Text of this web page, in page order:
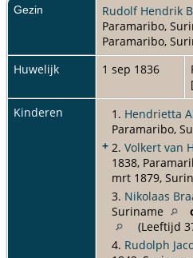
Gezin Rudolf Hendrik
Paramaribo,
Paramaribo,
Huwelijk
1 sep 1836
Kinderen
1. Hendrietta
Paramaribo,
+ 2. Volkert van
1838,
mrt 1879,
3. Nikolaas
Suriname
(Leeftijd
4. Rudolph